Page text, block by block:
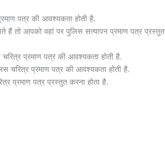
पत्र की आवश्यकता होती है.
हैं तो आपको वहां पर पुलिस सत्यापन प्रमाण पत्र प्रस्तुत
प्रमाण पत्र की आवश्यकता होती है.
चरित्र प्रमाण पत्र की आवश्यकता होती है.
प्रमाण पत्र प्रस्तुत करना होता है.